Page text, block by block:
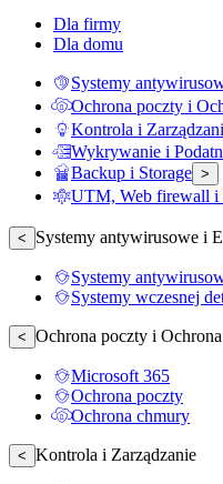
Dla firmy
Dla domu
Systemy
Ochrona poczty i
Kontrola i
Wykrywanie i
Backup i Storage >
UTM, Web firewall i
< Systemy antywirusowe i
Systemy
Systemy wczesnej
< Ochrona poczty i
Microsoft 365
Ochrona poczty
Ochrona chmury
< Kontrola i Zarządzanie